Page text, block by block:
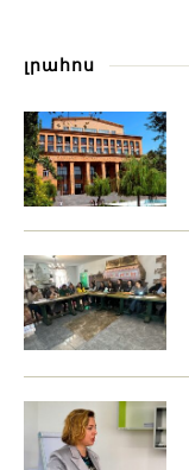
լրահոս